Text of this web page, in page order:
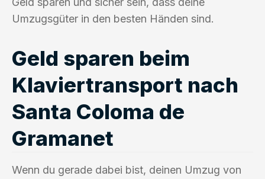
Umzugsgüter in den besten Händen sind.
Geld sparen beim
Klaviertransport nach
Santa Coloma de
Gramanet
Wenn du gerade dabei bist, deinen Umzug von